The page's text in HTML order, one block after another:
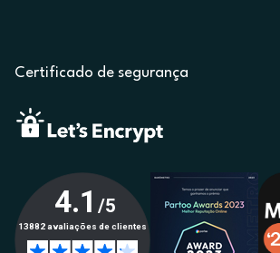
Certificado de segurança